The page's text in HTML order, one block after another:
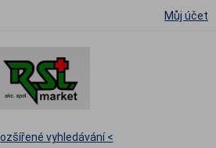
Můj účet
vyhledávání <